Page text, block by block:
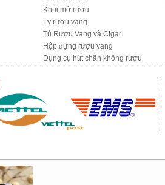
Khui mở rượu
Ly rượu vang
Tủ Rượu Vang và Cigar
Hộp đựng rượu vang
Dụng cụ hút chân không rượu